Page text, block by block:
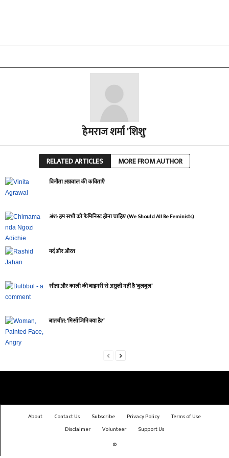
हेमराज शर्मा 'शिशु'
RELATED ARTICLES MORE FROM AUTHOR
विनीता अग्रवाल की कविताएँ
अंश: हम सभी को फ़ेमिनिस्ट होना चाहिए (We Should All Be Feminists)
मर्द और औरत
सीता और काली की बाइनरी से अछूती नहीं है ‘बुलबुल’
बातचीत: ‘मिसॉजिनि क्या है?’
About Contact Us Subscribe Privacy Policy
Terms of Use
Disclaimer
Volunteer
Support Us
©